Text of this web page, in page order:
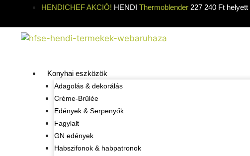
HENDICHEF AKCIÓ! HENDI Thermoblender 227 240 Ft helyett
Konyhai eszközök
Adagolás & dekorálás
Crème-Brûlée
Edények & Serpenyők
Fagylalt
GN edények
Habszifonok & habpatronok